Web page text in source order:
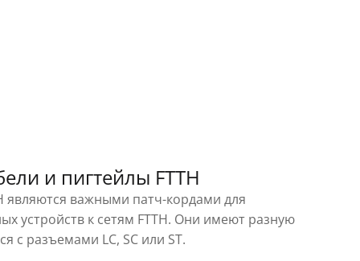
и пигтейлы FTTH
являются важными патч-кордами для
устройств к сетям FTTH. Они имеют разную
с разъемами LC, SC или ST.